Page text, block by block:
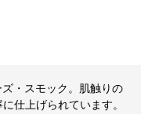
・スモック。肌触りの
仕上げられています。